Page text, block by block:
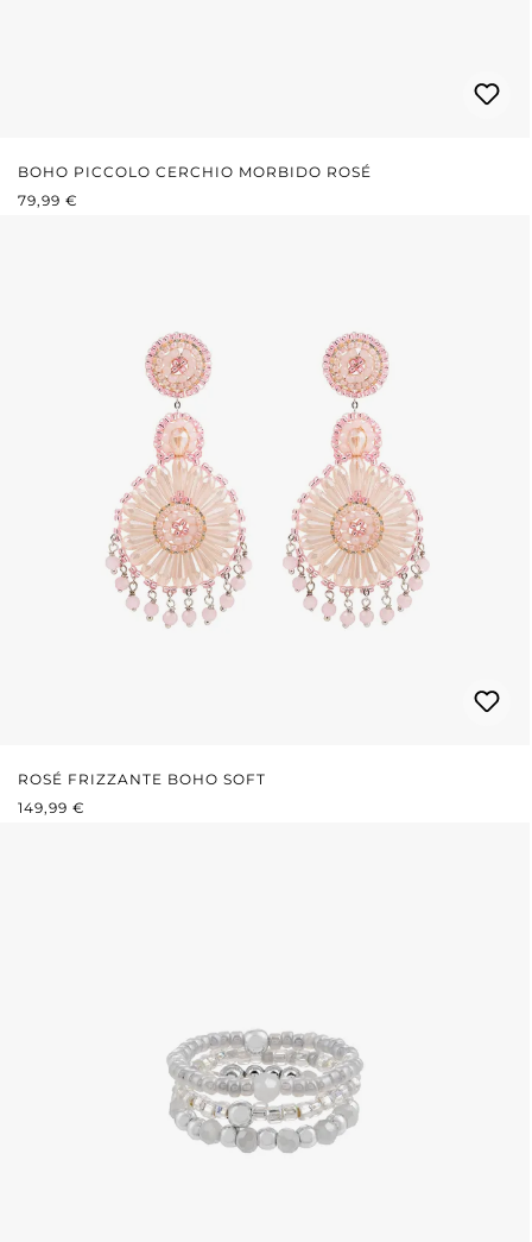
BOHO PICCOLO CERCHIO MORBIDO ROSÉ
PREZZO NORMALE:
79,99 €
ROSÉ FRIZZANTE BOHO SOFT
PREZZO NORMALE:
149,99 €